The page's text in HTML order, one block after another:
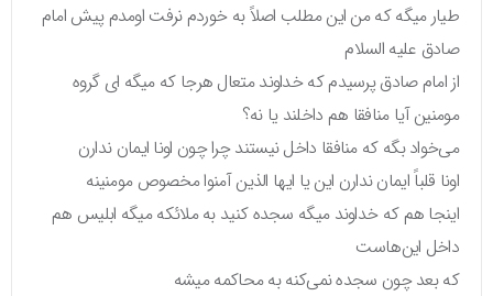
طیار میگه که من این مطلب اصلاً به خوردم نرفت اومدم پیش امام
صادق علیه السلام
از امام صادق پرسیدم که خداوند متعال هرجا که میگه ای گروه
مومنین آیا منافقا هم داخلند یا نه؟
می‌خواد بگه که منافقا داخل نیستند چرا چون اونا ایمان ندارن
اونا قلباً ایمان ندارن این یا ایها الذین آمنوا مخصوص مومنینه
اینجا هم که خداوند میگه سجده کنید به ملائکه میگه ابلیس هم
داخل این‌هاست
که بعد چون سجده نمی‌کنه به محاکمه میشه